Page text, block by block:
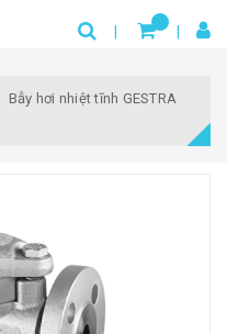
Bẫy hơi nhiệt tĩnh GESTRA